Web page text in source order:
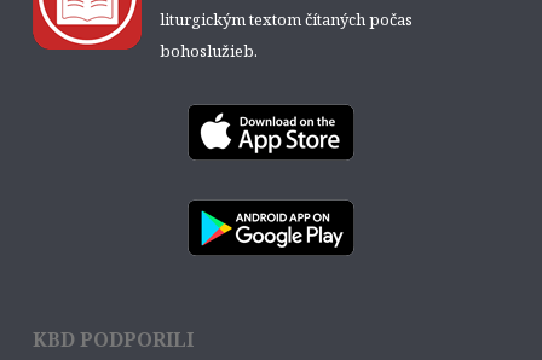
liturgickým textom čítaných počas
bohoslužieb.
KBD PODPORILI